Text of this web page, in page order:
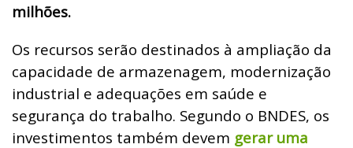
milhões.
Os recursos serão destinados à ampliação da
capacidade de armazenagem, modernização
industrial e adequações em saúde e
segurança do trabalho. Segundo o BNDES, os
investimentos também devem gerar uma